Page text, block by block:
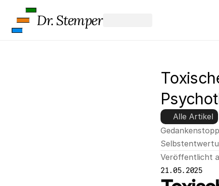
Alle Artikel
Veröffentlicht
21.05.2025
Dr. Stemper